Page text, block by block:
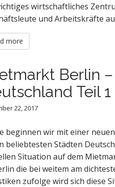
wirtschaftliches
und Arbeitskräfte
more
Berlin
Teil 1
22, 2017
beginnen wir mit einer
beliebtesten Städten
Situation auf dem
die bei weitem am
zufolge wird sich diese